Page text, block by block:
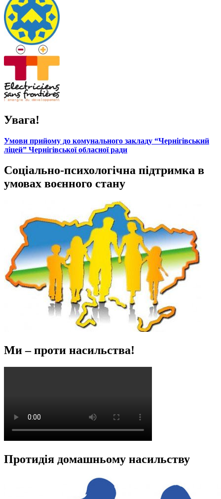
Увага!
Умови прийому до комунального закладу “Чернігівський
ліцей” Чернігівської обласної ради
Соціально-психологічна підтримка в
умовах воєнного стану
Ми – проти насильства!
Протидія домашньому насильству